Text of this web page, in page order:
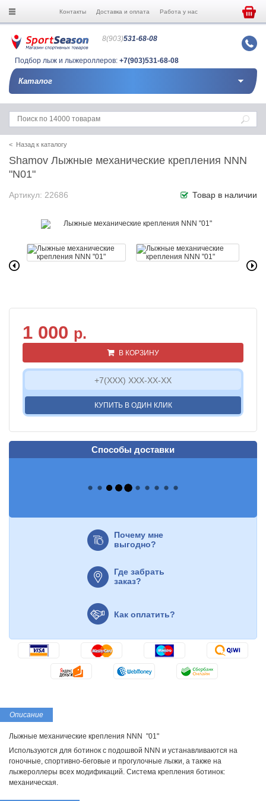
Контакты Доставка и оплата Работа у нас
8(903)531-68-08
Подбор лыж и лыжероллеров: +7(903)531-68-08
Каталог
< Назад к каталогу
Shamov Лыжные механические крепления NNN
"N01"
Артикул: 22686 Товар в наличии
1 000 р.
В КОРЗИНУ
КУПИТЬ В ОДИН КЛИК
Способы доставки
Почему мне
выгодно?
Где забрать
заказ?
Как оплатить?
Описание
Лыжные механические крепления NNN "01"
Используются для ботинок с подошвой NNN и устанавливаются на
гоночные, спортивно-беговые и прогулочные лыжи, а также на
лыжероллеры всех модификаций. Система крепления ботинок:
механическая.